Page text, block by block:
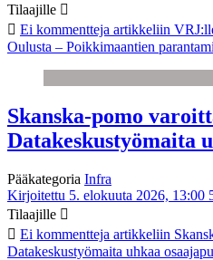
Tilaajille
Ei kommentteja artikkeliin
Oulusta – Poikkimaantien
Skanska-pomo
Datakeskustyömaita
Pääkategoria Infra
Kirjoitettu 5. elokuuta 2026, 13:00
Tilaajille
Ei kommentteja artikkeliin
Datakeskustyömaita uhkaa